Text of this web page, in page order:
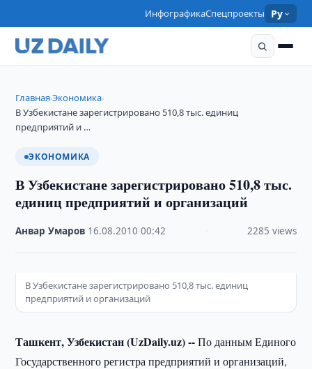
ИнфографикаСпецпроекты Ру
Главная›Экономика›
В Узбекистане зарегистрировано 510,8 тыс. единиц
предприятий и …
ЭКОНОМИКА
В Узбекистане зарегистрировано 510,8 тыс.
единиц предприятий и организаций
Анвар Умаров 16.08.2010 ·00:42 2285 views
В Узбекистане зарегистрировано 510,8 тыс. единиц
предприятий и организаций
Ташкент, Узбекистан (UzDaily.uz) --По данным Единого
Государственного регистра предприятий и организаций,